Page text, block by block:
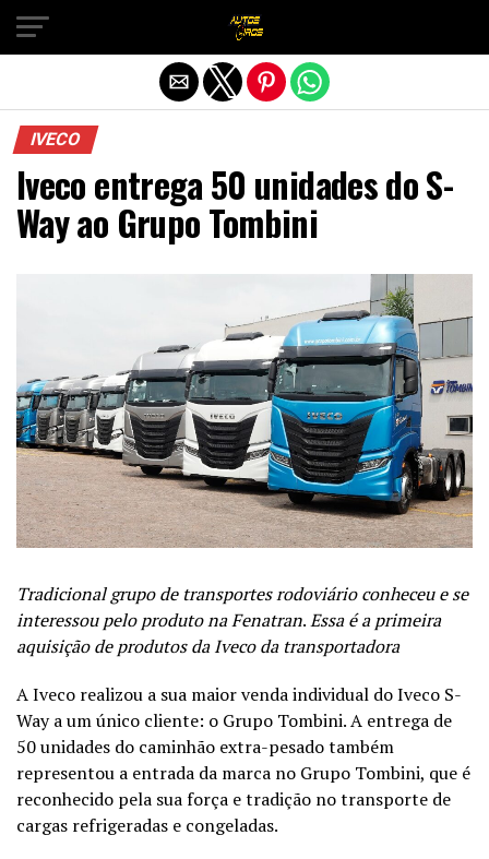
IVECO
Iveco entrega 50 unidades do S-
Way ao Grupo Tombini
Tradicional grupo de transportes rodoviário conheceu e se
interessou pelo produto na Fenatran.Essa é a primeira
aquisição de produtos da Iveco da transportadora
A Iveco realizou a sua maior venda individual do Iveco S-
Way a um único cliente: o Grupo Tombini. A entrega de
50 unidades do caminhão extra-pesado também
representou a entrada da marca no Grupo Tombini, que é
reconhecido pela sua força e tradição no transporte de
cargas refrigeradas e congeladas.
Sair da versão mobile